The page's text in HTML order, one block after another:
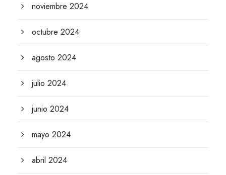
noviembre 2024
octubre 2024
agosto 2024
julio 2024
junio 2024
mayo 2024
abril 2024